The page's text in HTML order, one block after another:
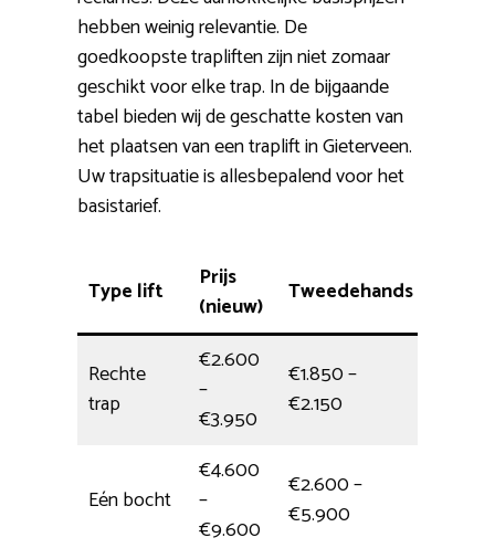
hebben weinig relevantie. De
goedkoopste trapliften zijn niet zomaar
geschikt voor elke trap. In de bijgaande
tabel bieden wij de geschatte kosten van
het plaatsen van een traplift in Gieterveen.
Uw trapsituatie is allesbepalend voor het
basistarief.
Type lift
Prijs
(nieuw)
Tweedehands
Rechte
trap
€2.600
–
€3.950
€1.850 –
€2.150
Eén bocht
€4.600
–
€9.600
€2.600 –
€5.900